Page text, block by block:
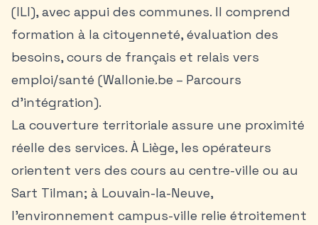
(ILI), avec appui des communes. Il comprend
formation à la citoyenneté, évaluation des
besoins, cours de français et relais vers
emploi/santé (Wallonie.be – Parcours
d’intégration).
La couverture territoriale assure une proximité
réelle des services. À Liège, les opérateurs
orientent vers des cours au centre-ville ou au
Sart Tilman; à Louvain-la-Neuve,
l’environnement campus-ville relie étroitement